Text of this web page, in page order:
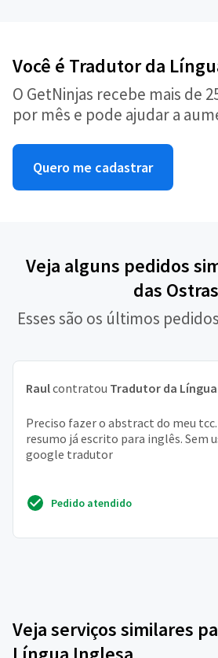
Você é Tradutor da
O GetNinjas recebe mais de
por mês e pode ajudar a
Quero me cadastrar
Veja alguns pedidos
das Ostras
Esses são os últimos
Raulcontratou Tradutor da
Preciso fazer o abstract do meu tcc.
resumo já escrito para inglês. Sem
google tradutor
Pedido atendido
Veja serviços similares